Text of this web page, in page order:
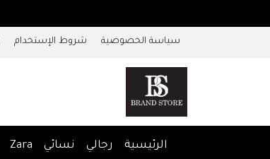
سياسة الخصوصية شروط الإستخدام
الرئيسية رجالي نسائي Zara